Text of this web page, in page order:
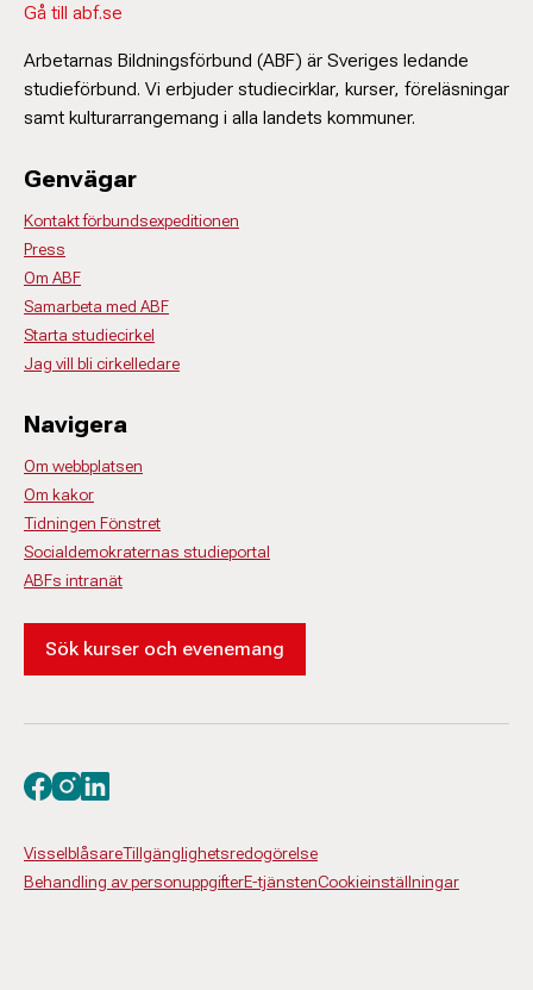
Gå till abf.se
Arbetarnas Bildningsförbund (ABF) är Sveriges ledande
studieförbund. Vi erbjuder studiecirklar, kurser, föreläsningar
samt kulturarrangemang i alla landets kommuner.
Genvägar
Kontakt förbundsexpeditionen
Press
Om ABF
Samarbeta med ABF
Starta studiecirkel
Jag vill bli cirkelledare
Navigera
Om webbplatsen
Om kakor
Tidningen Fönstret
Socialdemokraternas studieportal
ABFs intranät
Sök kurser och evenemang
VisselblåsareTillgänglighetsredogörelse
Behandling av personuppgifterE-tjänstenCookieinställningar
Besök oss på facebook
Besök oss på instagram
Besök oss på linkedin